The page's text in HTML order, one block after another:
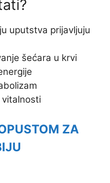
uputstva prijavljuju
šećara u krvi
vitalnosti
ZA